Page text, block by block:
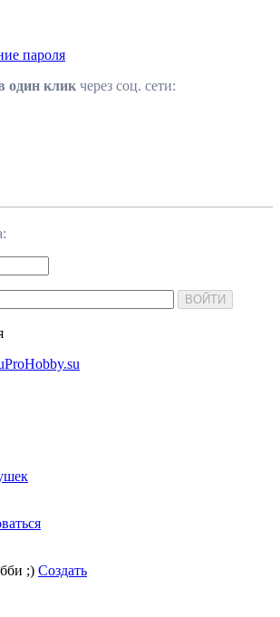
пароля
один клик через соц. сети:
ВОЙТИ
ProHobby.su
;) Создать